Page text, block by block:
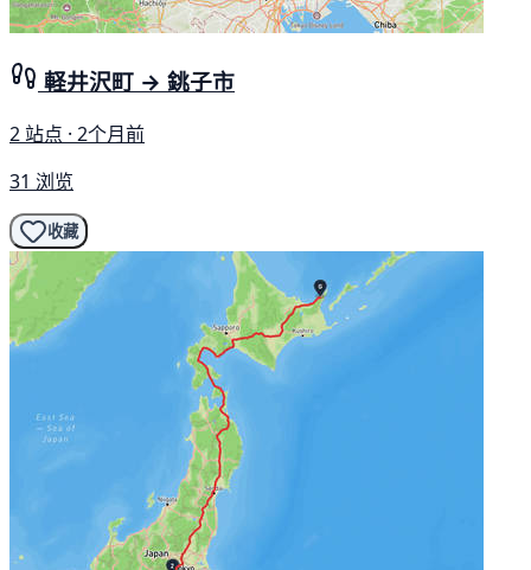
軽井沢町 → 銚子市
2 站点 · 2个月前
31 浏览
收藏